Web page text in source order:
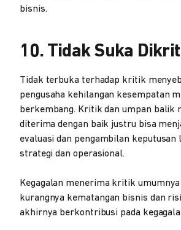
bisnis.
10. Tidak Suka
Tidak terbuka terhadap kritik
pengusaha kehilangan kesempatan
berkembang. Kritik dan umpan balik
diterima dengan baik justru bisa
evaluasi dan pengambilan keputusan
strategi dan operasional.
Kegagalan menerima kritik
kurangnya kematangan bisnis dan
akhirnya berkontribusi pada